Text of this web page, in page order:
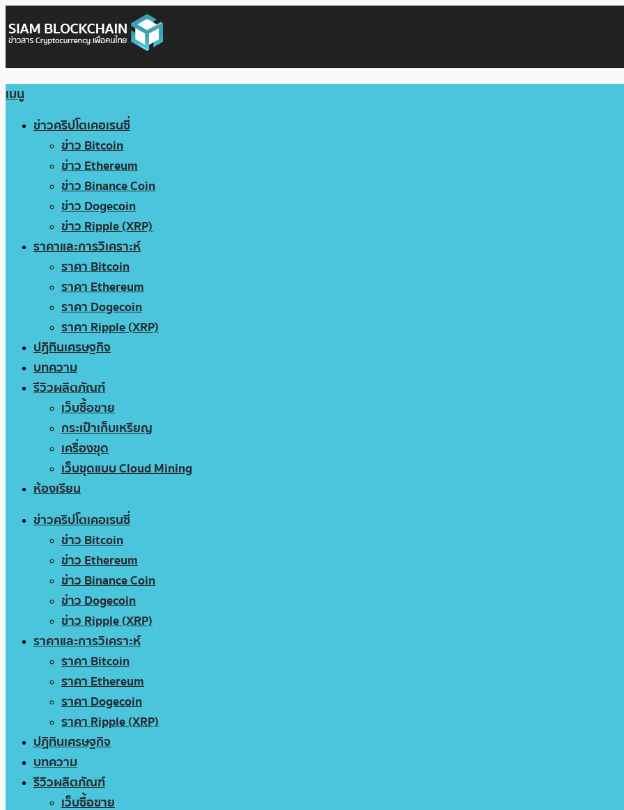
เมนู
ข่าวคริปโตเคอเรนซี่
ข่าว Bitcoin
ข่าว Ethereum
ข่าว Binance Coin
ข่าว Dogecoin
ข่าว Ripple (XRP)
ราคาและการวิเคราะห์
ราคา Bitcoin
ราคา Ethereum
ราคา Dogecoin
ราคา Ripple (XRP)
ปฏิทินเศรษฐกิจ
บทความ
รีวิวผลิตภัณฑ์
เว็บซื้อขาย
กระเป๋าเก็บเหรียญ
เครื่องขุด
เว็บขุดแบบ Cloud Mining
ห้องเรียน
ข่าวคริปโตเคอเรนซี่
ข่าว Bitcoin
ข่าว Ethereum
ข่าว Binance Coin
ข่าว Dogecoin
ข่าว Ripple (XRP)
ราคาและการวิเคราะห์
ราคา Bitcoin
ราคา Ethereum
ราคา Dogecoin
ราคา Ripple (XRP)
ปฏิทินเศรษฐกิจ
บทความ
รีวิวผลิตภัณฑ์
เว็บซื้อขาย